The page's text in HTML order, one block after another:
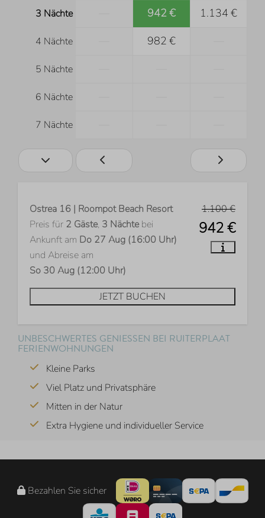
3 Nächte 942 € 1.134 €
4 Nächte 982 €
5 Nächte
6 Nächte
7 Nächte
1.100 €
942 €
Ostrea 16 | Roompot Beach Resort
Preis für 2 Gäste, 3 Nächtebei
Ankunft am Do 27 Aug (16:00 Uhr)
und Abreise am
So 30 Aug (12:00 Uhr)
JETZT BUCHEN
UNBESCHWERTES GENIESSEN BEI RUITERPLAAT F
ERIENWOHNUNGEN
Kleine Parks
Viel Platz und Privatsphäre
Mitten in der Natur
Extra Hygiene und individueller Service
Bezahlen Sie sicher